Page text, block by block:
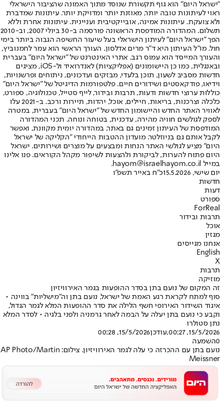
"ישראל היום" הוא גוף תקשורת שנוסד מתוך האמונה שהציבור הישראלי
ראוי לעיתונות טובה יותר, מאוזנת יותר ומדויקת יותר. עיתונות שמדברת
ולא צועקת. עיתונות אמינה, אובייקטיבית ועניינית. עיתונות אחרת וללא
תשלום. המהדורה המודפסת הראשונה פורסמה ב-30 ביולי 2007, וב-2010
הפך "ישראל היום" לעיתון הישראלי בעל שיעור החשיפה הגבוה ביותר בימי
חול. מו"ל העיתון היא ד"ר מרים אדלסון. העורך הראשי הוא עמר לחמנוביץ,
והעורך המייסד הוא עמוס רגב. אתרי האינטרנט של "ישראל היום" בעברית
ובאנגלית, כמו כן היישומונים (אפליקציות) לאנדרואיד ול-iOS, מציגים
חדשות מסביב לשעון, תוכן בלעדי, מבזקים ועדכונים, ניתוחים ופרשנויות,
וידיאו, פודקאסטים ושידורים חיים. פלטפורמות הדיגיטל של "ישראל היום"
כוללות ערוצי חדשות ודעות, תרבות ובידור, לייף סטייל, טכנולוגיה, ספורט,
כלכלה וצרכנות, בריאות, חיילים, אוכל, יהדות, תיירות ורכב. ב-2021 עלו
לאוויר האתר החדש והיישומון החדש של "ישראל היום" בעברית, במטרה
לספק לגולשים חוויה מהירה, עדכנית, בטוחה ונוחה. תכני המהדורה
המודפסת של העיתון זמינים גם באתר, במהדורה יומית מקוונת, ואפשר
לקבל אותם גם בניוזלטר. מועדון ההטבות הייחודי "הקליקה של ישראל
היום" מציע לגולשי האתר הנחות ומבצעים על מוצרים ושירותים. ישראל
היום פתוח להערות, לביקורת ולהצעות לשיפור מקהל הקוראים. פנו אלינו
במייל hayom@israelhayom.co.il.
יום שישי, 15.5.2026
כ"ח באייר תשפ"ו
חדשות
דעות
ספורט
ForReal
תרבות ובידור
אוכל
מגזין
אנחנו מגייסים
English
X
תרבות
מוזיקה
זה המקום של נועם בתן בסדר ההופעות בגמר האירוויזיון
סוף למתח לקראת רגע האמת של ישראל, נועם בתן וה"מישליות" בווינה •
איגוד השידור האירופי חשף הלילה את סדר ההופעות המלא לגמר הגדול,
וקבע כי נועם בתן יעלה על הבמה לאחר גרמניה ולפני בלגיה • לסדר המלא
נתן סטולרו
15/5/2026, 00:27
,עודכן15/5/2026, 00:28
0השמעה
נועם בתן עם ההכרזה כי עלה לגמר האירוויזיון. צילום: AP Photo/Martin
Meissner